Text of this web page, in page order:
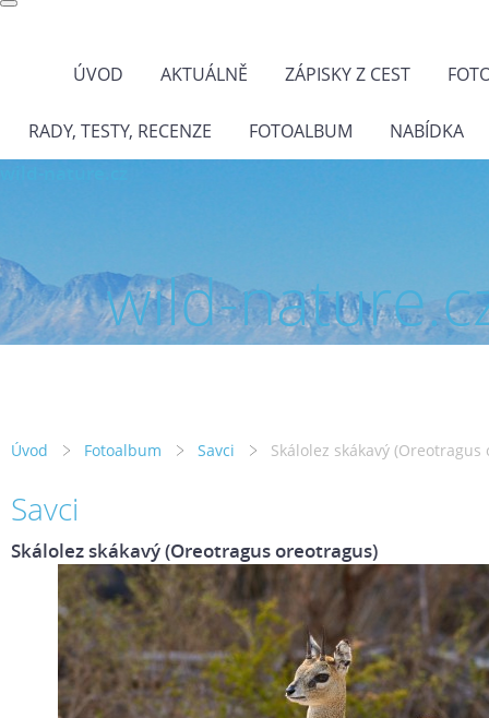
ÚVOD AKTUÁLNĚ ZÁPISKY Z CEST
RADY, TESTY, RECENZE FOTOALBUM NABÍDKA
wild-
Úvod Fotoalbum Savci Skálolez skákavý (Oreotragus
Savci
Skálolez skákavý (Oreotragus oreotragus)